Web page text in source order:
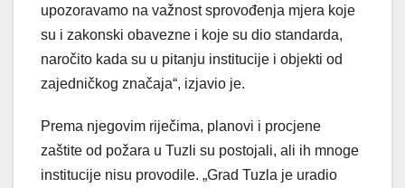
upozoravamo na važnost sprovođenja mjera koje
su i zakonski obavezne i koje su dio standarda,
naročito kada su u pitanju institucije i objekti od
zajedničkog značaja“, izjavio je.
Prema njegovim riječima, planovi i procjene
zaštite od požara u Tuzli su postojali, ali ih mnoge
institucije nisu provodile. „Grad Tuzla je uradio